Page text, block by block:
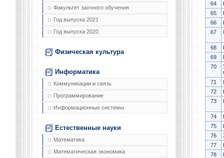
Факультет заочного обучения
Год выпуска 2021
Год выпуска 2020
Физическая культура
Информатика
Коммуникации и связь
Программирование
Информационные системы
Естественные науки
Математика
Математическая экономика
64
65
66
67
68
69
70
71
72
73
74
75
76
77
78